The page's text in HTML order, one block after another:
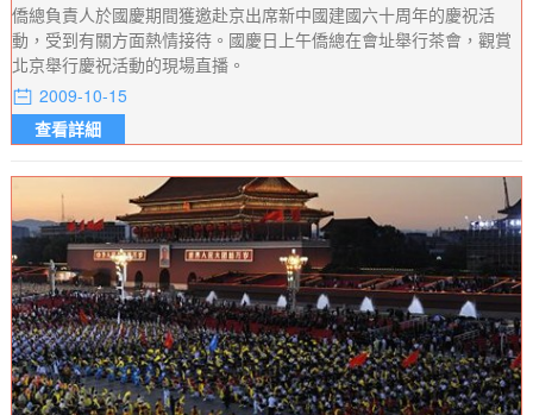
僑總負責人於國慶期間獲邀赴京出席新中國建國六十周年的慶祝活
動，受到有關方面熱情接待。國慶日上午僑總在會址舉行茶會，觀賞
北京舉行慶祝活動的現場直播。
2009-10-15
查看詳細